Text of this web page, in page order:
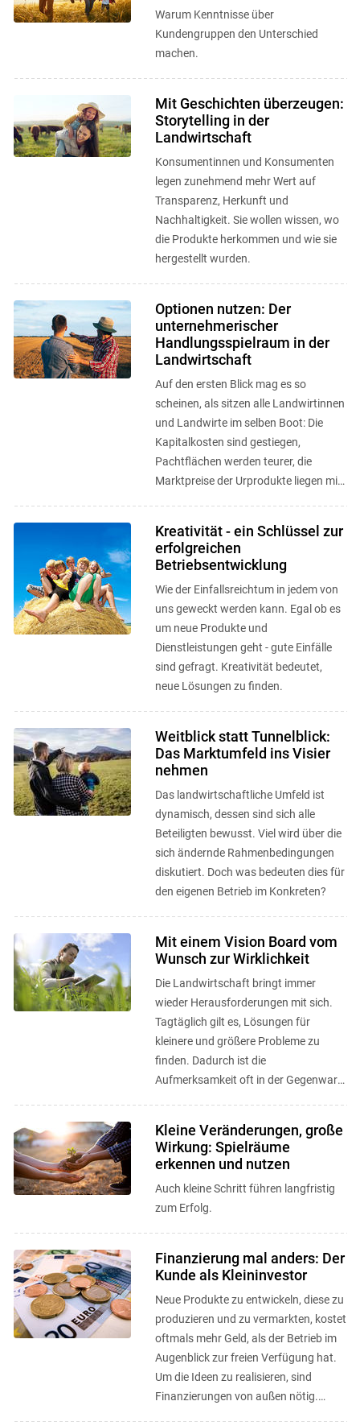
Warum Kenntnisse über
Kundengruppen den Unterschied
machen.
Mit Geschichten überzeugen:
Storytelling in der
Landwirtschaft
Konsumentinnen und Konsumenten
legen zunehmend mehr Wert auf
Transparenz, Herkunft und
Nachhaltigkeit. Sie wollen wissen, wo
die Produkte herkommen und wie sie
hergestellt wurden.
Optionen nutzen: Der
unternehmerischer
Handlungsspielraum in der
Landwirtschaft
Auf den ersten Blick mag es so
scheinen, als sitzen alle Landwirtinnen
und Landwirte im selben Boot: Die
Kapitalkosten sind gestiegen,
Pachtflächen werden teurer, die
Marktpreise der Urprodukte liegen mit
Kreativität - ein Schlüssel zur
erfolgreichen
Betriebsentwicklung
Wie der Einfallsreichtum in jedem von
uns geweckt werden kann. Egal ob es
um neue Produkte und
Dienstleistungen geht - gute Einfälle
sind gefragt. Kreativität bedeutet,
neue Lösungen zu finden.
Weitblick statt Tunnelblick:
Das Marktumfeld ins Visier
nehmen
Das landwirtschaftliche Umfeld ist
dynamisch, dessen sind sich alle
Beteiligten bewusst. Viel wird über die
sich ändernde Rahmenbedingungen
diskutiert. Doch was bedeuten dies für
den eigenen Betrieb im Konkreten?
Mit einem Vision Board vom
Wunsch zur Wirklichkeit
Die Landwirtschaft bringt immer
wieder Herausforderungen mit sich.
Tagtäglich gilt es, Lösungen für
kleinere und größere Probleme zu
finden. Dadurch ist die
Aufmerksamkeit oft in der Gegenwart
Kleine Veränderungen, große
Wirkung: Spielräume
erkennen und nutzen
Auch kleine Schritt führen langfristig
zum Erfolg.
Finanzierung mal anders: Der
Kunde als Kleininvestor
Neue Produkte zu entwickeln, diese zu
produzieren und zu vermarkten, kostet
oftmals mehr Geld, als der Betrieb im
Augenblick zur freien Verfügung hat.
Um die Ideen zu realisieren, sind
Finanzierungen von außen nötig.